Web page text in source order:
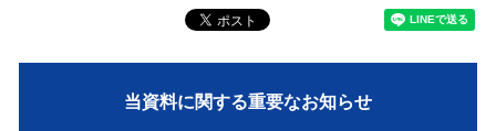
当資料に関する重要なお知らせ